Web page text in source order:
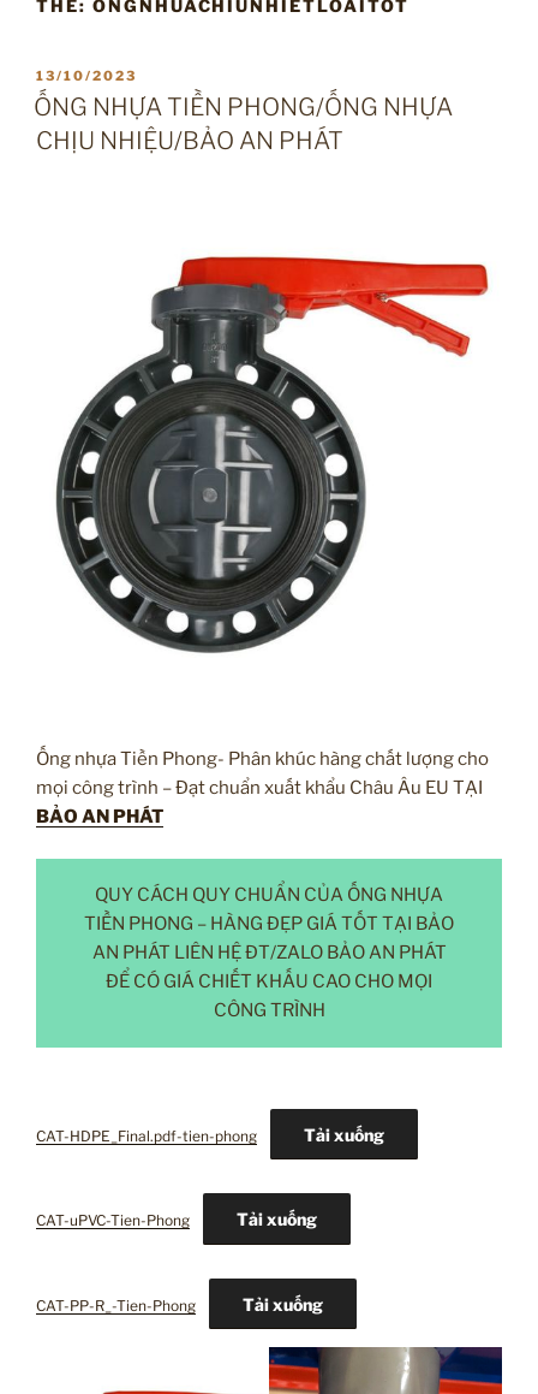
THẺ: ONGNHUACHIUNHIETLOAITOT
ĐĂNG
TRONG
13/10/2023
ỐNG NHỰA TIỀN PHONG/ỐNG NHỰA
CHỊU NHIỆU/BẢO AN PHÁT
Ống nhựa Tiền Phong- Phân khúc hàng chất lượng cho
mọi công trình – Đạt chuẩn xuất khẩu Châu Âu EU TẠI
BẢO AN PHÁT
QUY CÁCH QUY CHUẨN CỦA ỐNG NHỰA
TIỀN PHONG – HÀNG ĐẸP GIÁ TỐT TẠI BẢO
AN PHÁT LIÊN HỆ ĐT/ZALO BẢO AN PHÁT
ĐỂ CÓ GIÁ CHIẾT KHẤU CAO CHO MỌI
CÔNG TRÌNH
CAT-HDPE_Final.pdf-tien-phong Tải xuống
CAT-uPVC-Tien-Phong Tải xuống
CAT-PP-R_-Tien-Phong Tải xuống